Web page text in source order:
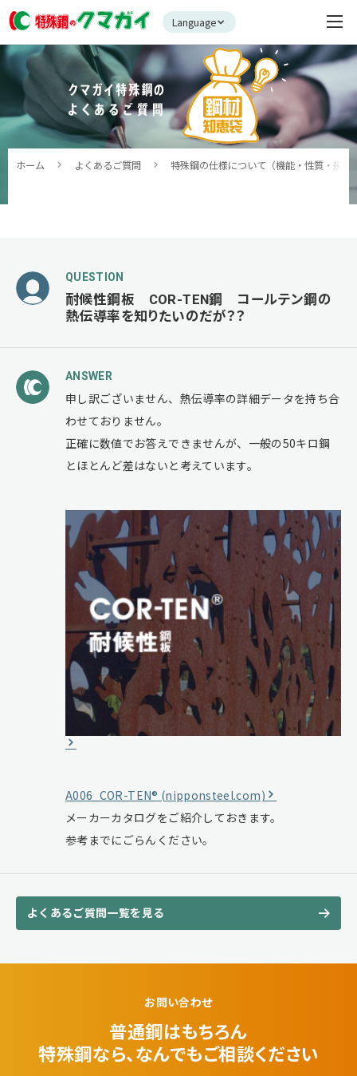
Language
ホーム よくあるご質問 特殊鋼の仕様について（機能・性質・規格
QUESTION
耐候性鋼板 COR-TEN鋼 コールテン鋼の
熱伝導率を知りたいのだが？？
ANSWER
申し訳ございません、熱伝導率の詳細データを持ち合
わせておりません。
正確に数値でお答えできませんが、一般の50キロ鋼
とほとんど差はないと考えています。
A006_COR-TEN® (nipponsteel.com)
メーカーカタログをご紹介しておきます。
参考までにごらんください。
よくあるご質問一覧を見る
お問い合わせ
普通鋼はもちろん
特殊鋼なら、なんでもご相談ください